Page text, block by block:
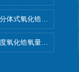
体式氧化锆分析仪
氧化锆氧量分析仪转换